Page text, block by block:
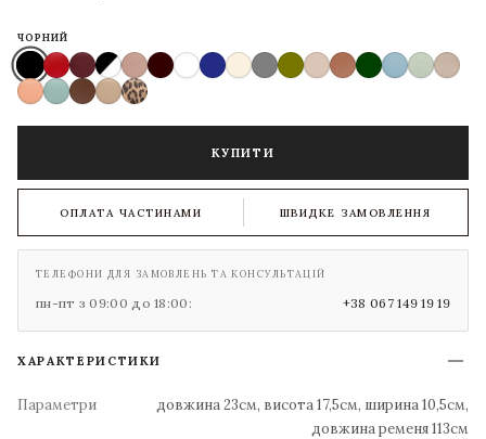
ЧОРНИЙ
КУПИТИ
ОПЛАТА ЧАСТИНАМИ ШВИДКЕ ЗАМОВЛЕННЯ
ТЕЛЕФОНИ ДЛЯ ЗАМОВЛЕНЬ ТА КОНСУЛЬТАЦІЙ
пн-пт з 09:00 до 18:00: +38 067 149 19 19
ХАРАКТЕРИСТИКИ
Параметри
довжина 23см, висота 17,5см, ширина 10,5см,
довжина ременя 113см